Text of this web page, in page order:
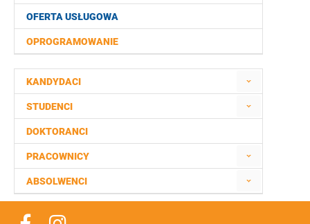
OFERTA USŁUGOWA
OPROGRAMOWANIE
KANDYDACI
STUDENCI
DOKTORANCI
PRACOWNICY
ABSOLWENCI